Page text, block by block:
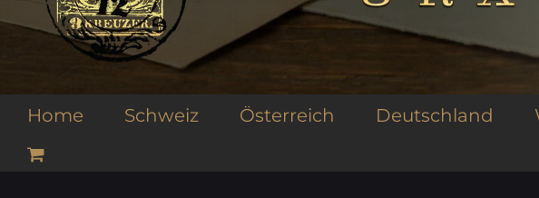
Home Schweiz Österreich Deutschland